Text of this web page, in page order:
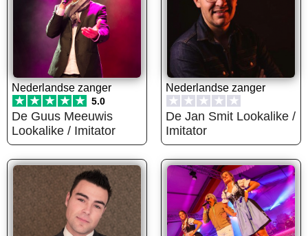
Nederlandse zanger
★ ★ ★ ★ ★ 5.0
De Guus Meeuwis
Lookalike / Imitator
Nederlandse zanger
★ ★ ★ ★ ★
De Jan Smit Lookalike /
Imitator